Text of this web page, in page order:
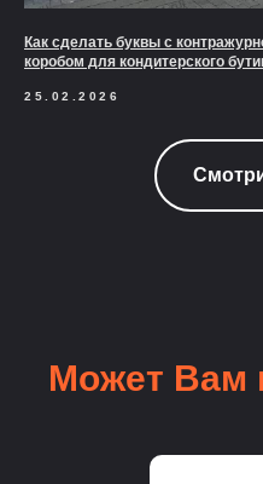
Как сделать буквы с
коробом для кондитерского
25.02.2026
Может Вам